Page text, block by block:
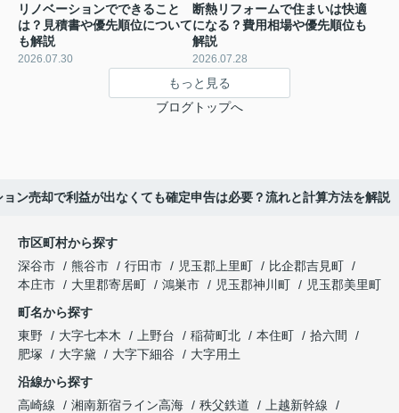
リノベーションでできること
は？見積書や優先順位について
も解説
2026.07.30
断熱リフォームで住まいは快適
になる？費用相場や優先順位も
解説
2026.07.28
もっと見る
ブログトップへ
ョン売却で利益が出なくても確定申告は必要？流れと計算方法を解説
市区町村から探す
深谷市
熊谷市 行田市 児玉郡上里町
比企郡吉見町
本庄市
大里郡寄居町 鴻巣市 児玉郡神川町
児玉郡美里町
町名から探す
東野
大字七本木 上野台 稲荷町北 本住町
拾六間
肥塚
大字黛 大字下細谷
大字用土
沿線から探す
高崎線
湘南新宿ライン高海 秩父鉄道
上越新幹線